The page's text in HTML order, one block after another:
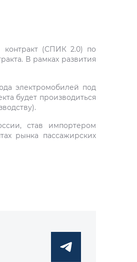
(СПИК 2.0) по
В рамках развития
электромобилей под
будет производиться
став импортером
рынка пассажирских